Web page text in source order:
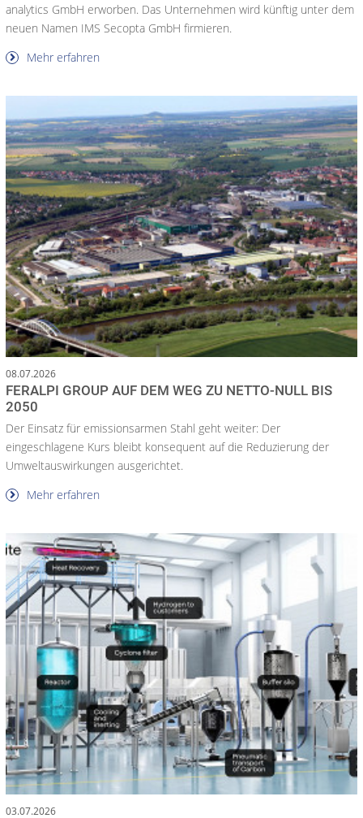
analytics GmbH erworben. Das Unternehmen wird künftig unter dem
neuen Namen IMS Secopta GmbH firmieren.
Mehr erfahren
08.07.2026
FERALPI GROUP AUF DEM WEG ZU NETTO-NULL BIS
2050
Der Einsatz für emissionsarmen Stahl geht weiter: Der
eingeschlagene Kurs bleibt konsequent auf die Reduzierung der
Umweltauswirkungen ausgerichtet.
Mehr erfahren
03.07.2026